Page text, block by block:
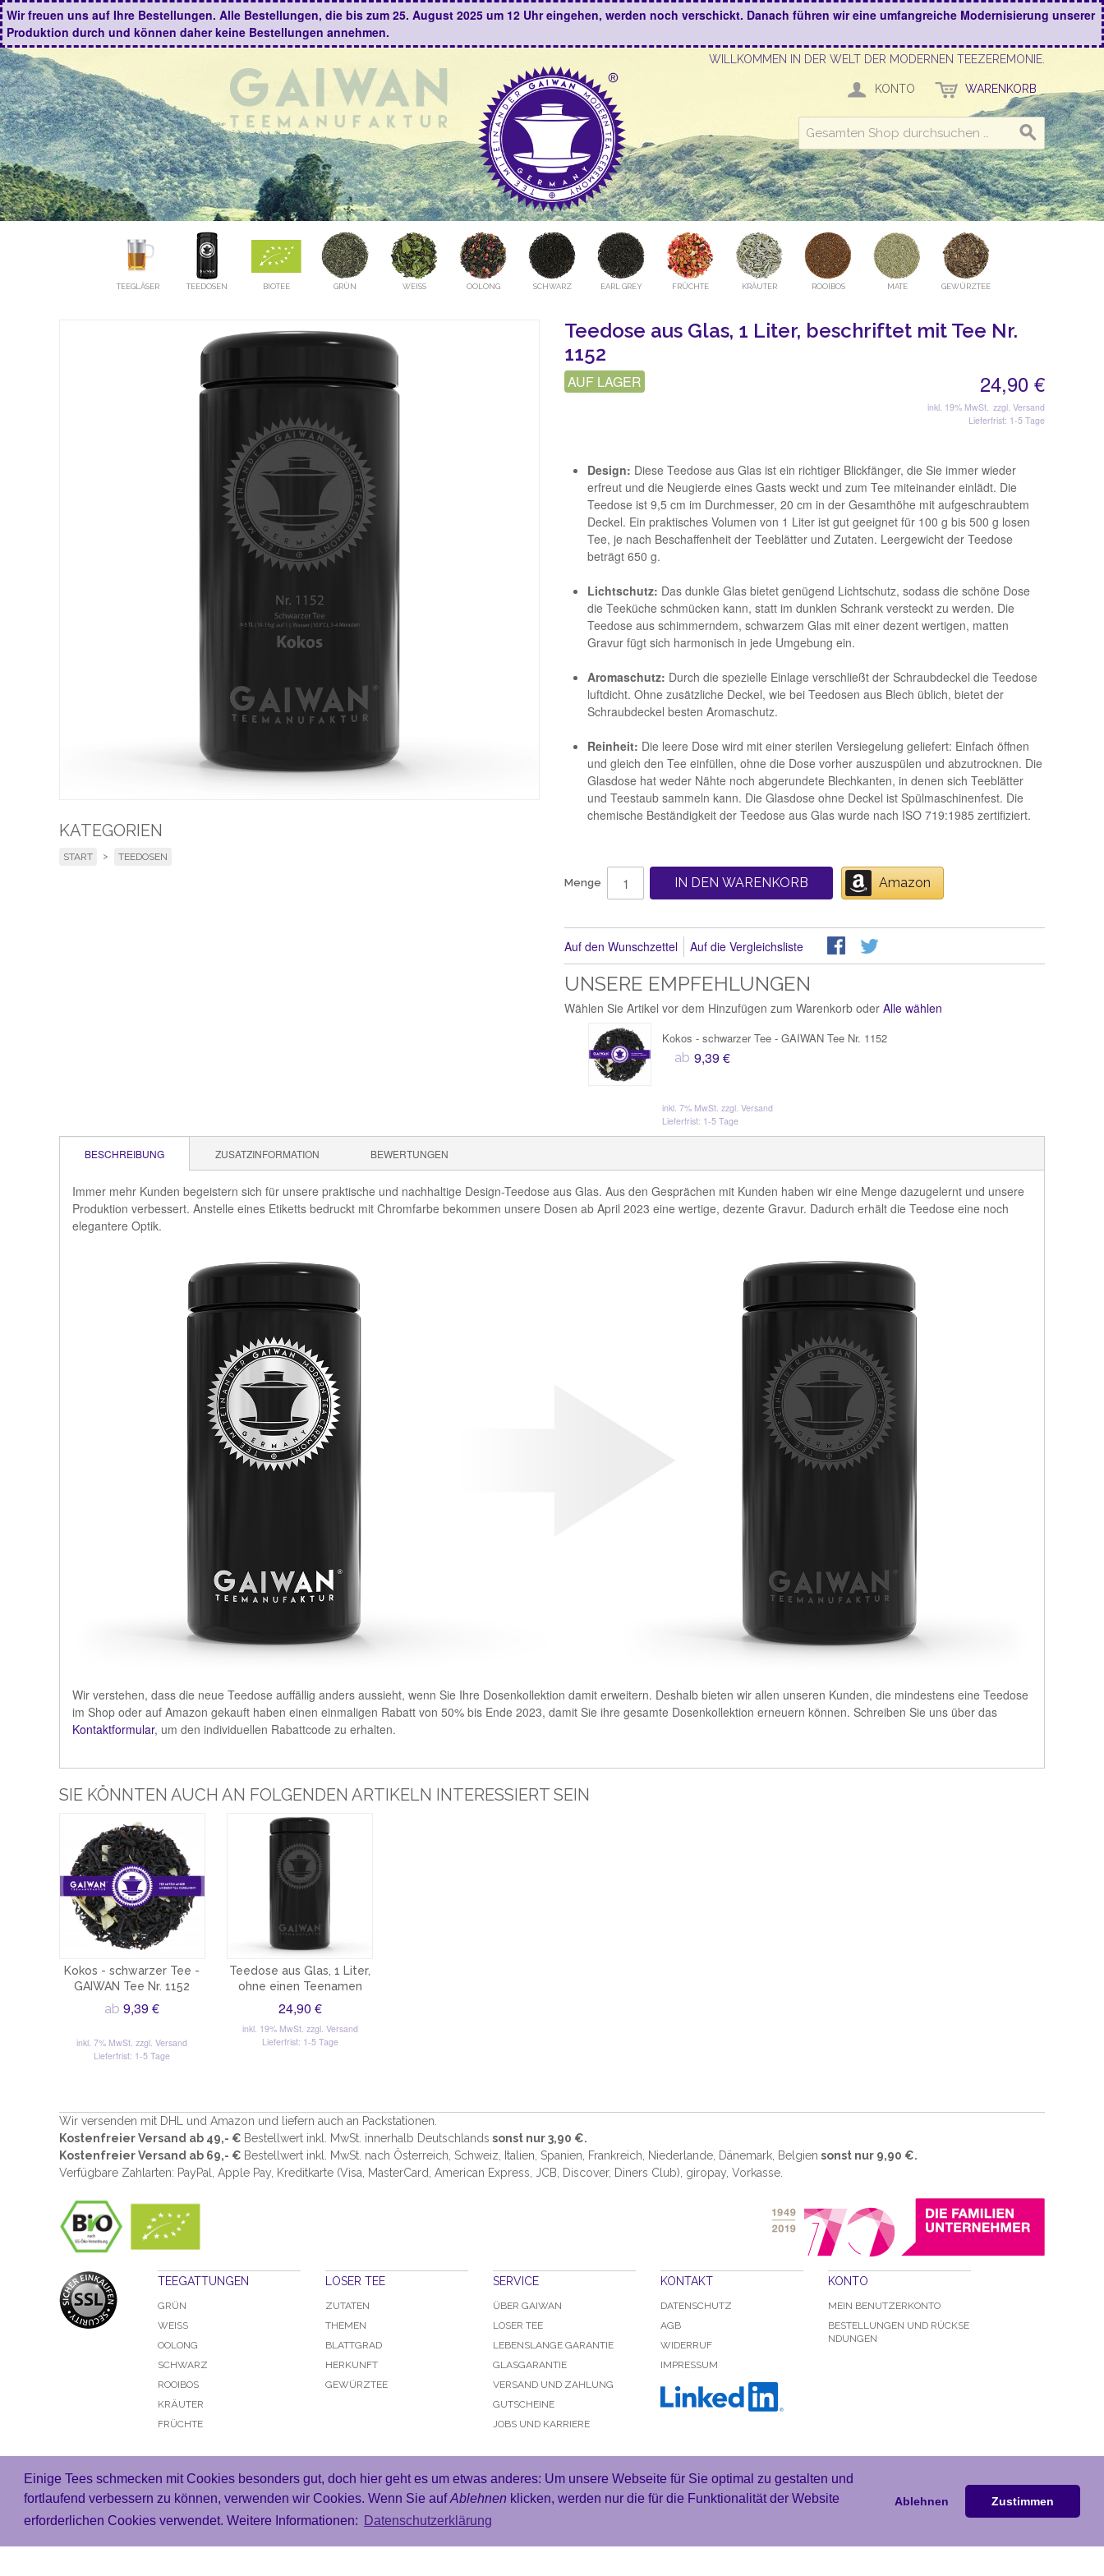
Einige Tees schmecken mit Cookies besonders gut, doch hier geht es um etwas anderes: Um unsere Webseite für Sie optimal zu gestalten und
fortlaufend verbessern zu können, verwenden wir Cookies. Wenn Sie aufAblehnen klicken, werden nur die für die Funktionalität der Website
erforderlichen Cookies verwendet. Weitere Informationen:
Datenschutzerklärung
Ablehnen Zustimmen
Wir freuen uns auf Ihre Bestellungen. Alle Bestellungen, die bis zum 25. August 2025 um 12 Uhr eingehen, werden noch verschickt. Danach führen wir eine umfangreiche Modernisierung unserer
Produktion durch und können daher keine Bestellungen annehmen.
WILLKOMMEN IN DER WELT DER MODERNEN TEEZEREMONIE.
KONTO WARENKORB
TEEGLÄSER TEEDOSEN BIOTEE GRÜN WEISS OOLONG SCHWARZ EARL GREY FRÜCHTE KRÄUTER ROOIBOS MATE GEWÜRZTEE
KATEGORIEN
START > TEEDOSEN
Teedose aus Glas, 1 Liter, beschriftet mit Tee Nr.
1152
24,90 €
inkl. 19% MwSt. zzgl. Versand
Lieferfrist: 1-5 Tage
AUF LAGER
Design: Diese Teedose aus Glas ist ein richtiger Blickfänger, die Sie immer wieder
erfreut und die Neugierde eines Gasts weckt und zum Tee miteinander einlädt. Die
Teedose ist 9,5 cm im Durchmesser, 20 cm in der Gesamthöhe mit aufgeschraubtem
Deckel. Ein praktisches Volumen von 1 Liter ist gut geeignet für 100 g bis 500 g losen
Tee, je nach Beschaffenheit der Teeblätter und Zutaten. Leergewicht der Teedose
beträgt 650 g.
Lichtschutz: Das dunkle Glas bietet genügend Lichtschutz, sodass die schöne Dose
die Teeküche schmücken kann, statt im dunklen Schrank versteckt zu werden. Die
Teedose aus schimmerndem, schwarzem Glas mit einer dezent wertigen, matten
Gravur fügt sich harmonisch in jede Umgebung ein.
Aromaschutz: Durch die spezielle Einlage verschließt der Schraubdeckel die Teedose
luftdicht. Ohne zusätzliche Deckel, wie bei Teedosen aus Blech üblich, bietet der
Schraubdeckel besten Aromaschutz.
Reinheit: Die leere Dose wird mit einer sterilen Versiegelung geliefert: Einfach öffnen
und gleich den Tee einfüllen, ohne die Dose vorher auszuspülen und abzutrocknen. Die
Glasdose hat weder Nähte noch abgerundete Blechkanten, in denen sich Teeblätter
und Teestaub sammeln kann. Die Glasdose ohne Deckel ist Spülmaschinenfest. Die
chemische Beständigkeit der Teedose aus Glas wurde nach ISO 719:1985 zertifiziert.
Menge IN DEN WARENKORB Amazon
Auf den Wunschzettel Auf die Vergleichsliste
UNSERE EMPFEHLUNGEN
Wählen Sie Artikel vor dem Hinzufügen zum Warenkorb oder Alle wählen
Kokos - schwarzer Tee - GAIWAN Tee Nr. 1152
ab 9,39 €
inkl. 7% MwSt. zzgl. Versand
Lieferfrist: 1-5 Tage
BESCHREIBUNG ZUSATZINFORMATION BEWERTUNGEN
Immer mehr Kunden begeistern sich für unsere praktische und nachhaltige Design-Teedose aus Glas. Aus den Gesprächen mit Kunden haben wir eine Menge dazugelernt und unsere
Produktion verbessert. Anstelle eines Etiketts bedruckt mit Chromfarbe bekommen unsere Dosen ab April 2023 eine wertige, dezente Gravur. Dadurch erhält die Teedose eine noch
elegantere Optik.
Wir verstehen, dass die neue Teedose auffällig anders aussieht, wenn Sie Ihre Dosenkollektion damit erweitern. Deshalb bieten wir allen unseren Kunden, die mindestens eine Teedose
im Shop oder auf Amazon gekauft haben einen einmaligen Rabatt von 50% bis Ende 2023, damit Sie ihre gesamte Dosenkollektion erneuern können. Schreiben Sie uns über das
Kontaktformular, um den individuellen Rabattcode zu erhalten.
SIE KÖNNTEN AUCH AN FOLGENDEN ARTIKELN INTERESSIERT SEIN
Kokos - schwarzer Tee -
GAIWAN Tee Nr. 1152
ab9,39 €
inkl. 7% MwSt.zzgl. Versand
Lieferfrist: 1-5 Tage
Teedose aus Glas, 1 Liter,
ohne einen Teenamen
24,90 €
inkl. 19% MwSt. zzgl. Versand
Lieferfrist: 1-5 Tage
Wir versenden mit DHL und Amazon und liefern auch an Packstationen.
Kostenfreier Versand ab 49,- € Bestellwert inkl. MwSt. innerhalb Deutschlands sonst nur 3,90 €.
Kostenfreier Versand ab 69,- € Bestellwert inkl. MwSt. nach Österreich, Schweiz, Italien, Spanien, Frankreich, Niederlande, Dänemark, Belgien sonst nur 9,90 €.
Verfügbare Zahlarten: PayPal, Apple Pay, Kreditkarte (Visa, MasterCard, American Express, JCB, Discover, Diners Club), giropay, Vorkasse.
TEEGATTUNGEN
GRÜN
WEISS
OOLONG
SCHWARZ
ROOIBOS
KRÄUTER
FRÜCHTE
LOSER TEE
ZUTATEN
THEMEN
BLATTGRAD
HERKUNFT
GEWÜRZTEE
SERVICE
ÜBER GAIWAN
LOSER TEE
LEBENSLANGE GARANTIE
GLASGARANTIE
VERSAND UND ZAHLUNG
GUTSCHEINE
JOBS UND KARRIERE
KONTAKT
DATENSCHUTZ
AGB
WIDERRUF
IMPRESSUM
KONTO
MEIN BENUTZERKONTO
BESTELLUNGEN UND RÜCKSE
NDUNGEN